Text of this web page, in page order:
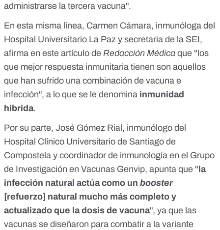
administrarse la tercera vacuna".
En esta misma línea, Carmen Cámara, inmunóloga del
Hospital Universitario La Paz y secretaria de la SEI,
afirma en este artículo de Redacción Médica que "los
que mejor respuesta inmunitaria tienen son aquellos
que han sufrido una combinación de vacuna e
infección", a lo que se le denomina inmunidad
híbrida.
Por su parte, José Gómez Rial, inmunólogo del
Hospital Clínico Universitario de Santiago de
Compostela y coordinador de inmunología en el Grupo
de Investigación en Vacunas Genvip, apunta que " la
infección natural actúa como un booster
[refuerzo] natural mucho más completo y
actualizado que la dosis de vacuna", ya que las
vacunas se diseñaron para combatir a la variante